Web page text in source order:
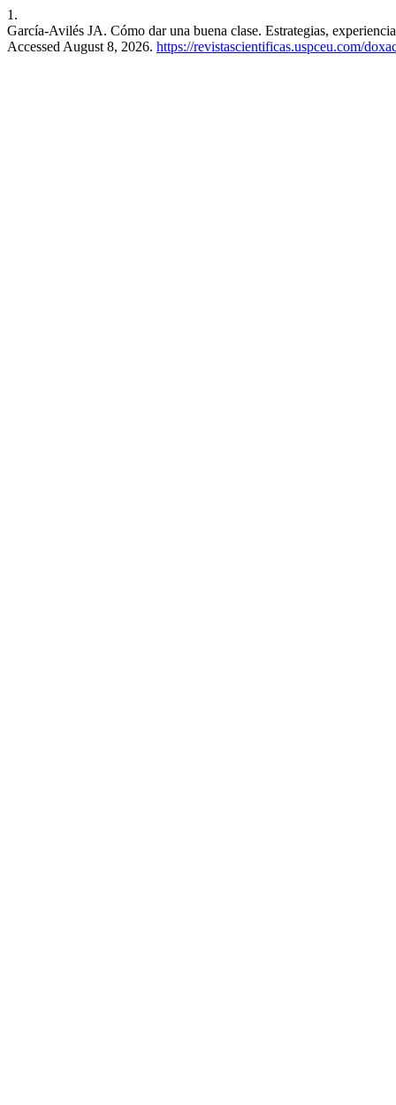
1.
García-Avilés JA. Cómo dar una buena clase. Estrategias,
Accessed August 8, 2026. https://revistascientificas.uspceu.com/